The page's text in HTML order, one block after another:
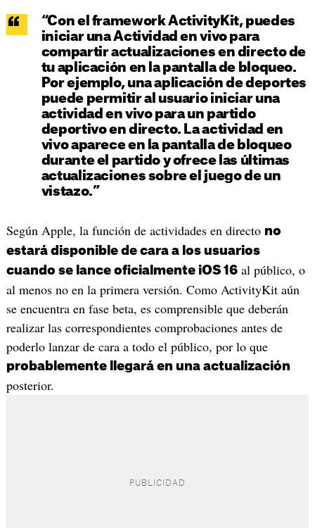
“Con el framework ActivityKit, puedes
iniciar una Actividad en vivo para
compartir actualizaciones en directo de
tu aplicación en la pantalla de bloqueo.
Por ejemplo, una aplicación de deportes
puede permitir al usuario iniciar una
actividad en vivo para un partido
deportivo en directo. La actividad en
vivo aparece en la pantalla de bloqueo
durante el partido y ofrece las últimas
actualizaciones sobre el juego de un
vistazo.”
Según Apple, la función de actividades en directo no
estará disponible de cara a los usuarios
cuando se lance oficialmente iOS 16al público, o
al menos no en la primera versión. Como ActivityKit aún
se encuentra en fase beta, es comprensible que deberán
realizar las correspondientes comprobaciones antes de
poderlo lanzar de cara a todo el público, por lo que
probablemente llegará en una actualización
posterior.